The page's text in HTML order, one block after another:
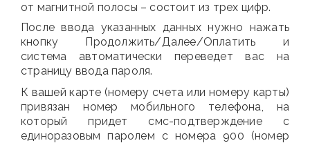
от магнитной полосы – состоит из трех цифр.
После ввода указанных данных нужно нажать
кнопку Продолжить/Далее/Оплатить и
система автоматически переведет вас на
страницу ввода пароля.
К вашей карте (номеру счета или номеру карты)
привязан номер мобильного телефона, на
который придет смс-подтверждение с
единоразовым паролем с номера 900 (номер